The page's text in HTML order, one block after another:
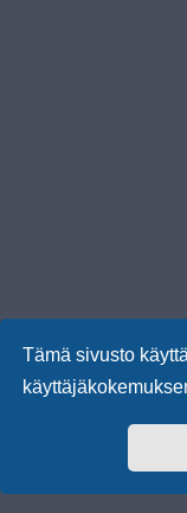
Tämä sivusto